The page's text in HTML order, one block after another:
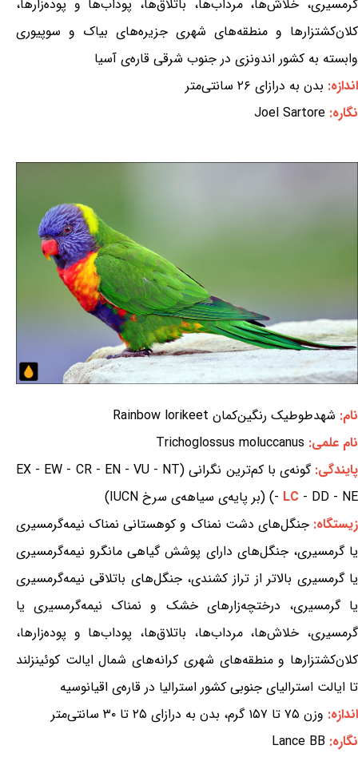
گرمسیری، خلاش‌ها، مرداب‌ها، باتلاق‌ها، پوداب‌ها و پوده‌زارها،
کلان‌کشتزارها و منطقه‌های شهری جزیره‌های بیاک و سوپیوری
وابسته به کشور اندونزی در جنوب شرقی قاره‌ی آسیا
اندازه: بدن به درازای ۲۶ سانتی‌متر
نگاره: Joel Sartore
نام: شهدطوطیک رنگین‌کمان Rainbow lorikeet
نام علمی: Trichoglossus moluccanus
پایندگی:
گونه‌ی با کم‌ترین نگرانی (EX - EW - CR - EN - VU - NT
- LC - DD - NE) (بر پایه‌ی سیاهه‌ی سرخ IUCN)
زیستگاه:جنگل‌های دشت نمناک و کوهستانی نمناک نیمه‌گرمسیری
یا گرمسیری، جنگل‌های دارای پوشش گیاهی مانگرو نیمه‌گرمسیری
یا گرمسیری بالاتر از تراز کشندی، جنگل‌های باتلاقی نیمه‌گرمسیری
یا گرمسیری، درختچه‌زارهای خشک و نمناک نیمه‌گرمسیری یا
گرمسیری، خلاش‌ها، مرداب‌ها، باتلاق‌ها، پوداب‌ها و پوده‌زارها،
کلان‌کشتزارها و منطقه‌های شهری کرانه‌های شمال ایالت کوئینزلند
تا ایالت استرالیای جنوبی کشور استرالیا در قاره‌ی اقیانوسیه
اندازه: وزن ۷۵ تا ۱۵۷ گرم، بدن به درازای ۲۵ تا ۳۰ سانتی‌متر
نگاره: Lance BB